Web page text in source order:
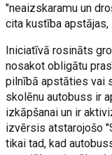
"neaizskaramu un
cita kustība
Iniciatīvā rosināts
nosakot obligātu
pilnībā apstāties vai
skolēnu autobuss ir
izkāpšanai un ir
izvērsis atstarojošo
tikai tad, kad